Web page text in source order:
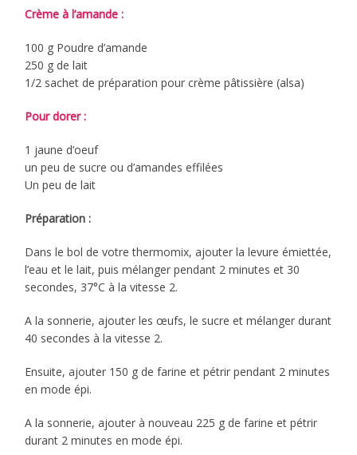
Crème à l’amande :
100 g Poudre d’amande
250 g de lait
1/2 sachet de préparation pour crème pâtissière (alsa)
Pour dorer :
1 jaune d’oeuf
un peu de sucre ou d’amandes effilées
Un peu de lait
Préparation :
Dans le bol de votre thermomix, ajouter la levure émiettée,
l’eau et le lait, puis mélanger pendant 2 minutes et 30
secondes, 37°C à la vitesse 2.
A la sonnerie, ajouter les œufs, le sucre et mélanger durant
40 secondes à la vitesse 2.
Ensuite, ajouter 150 g de farine et pétrir pendant 2 minutes
en mode épi.
A la sonnerie, ajouter à nouveau 225 g de farine et pétrir
durant 2 minutes en mode épi.